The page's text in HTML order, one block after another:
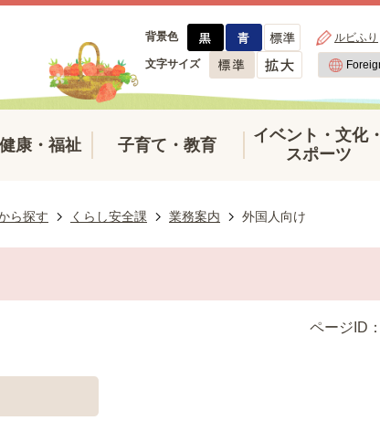
背景色 ルビふり
文字サイズ
康・福祉 子育て・教育
イベント・文化・
スポーツ
ら探す くらし安全課 業務案内 外国人向け
ページID：